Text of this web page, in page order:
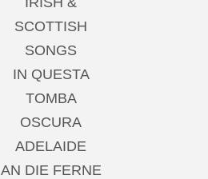
SCOTTISH
SONGS
IN QUESTA
TOMBA
OSCURA
ADELAIDE
AN DIE FERNE